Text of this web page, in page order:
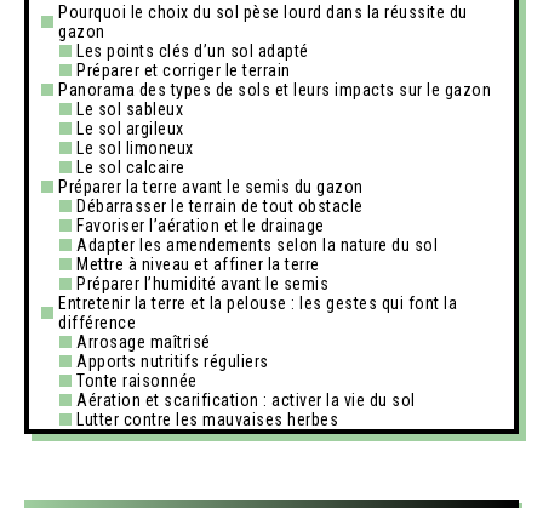
Pourquoi le choix du sol pèse lourd dans la réussite du
gazon
Les points clés d’un sol adapté
Préparer et corriger le terrain
Panorama des types de sols et leurs impacts sur le gazon
Le sol sableux
Le sol argileux
Le sol limoneux
Le sol calcaire
Préparer la terre avant le semis du gazon
Débarrasser le terrain de tout obstacle
Favoriser l’aération et le drainage
Adapter les amendements selon la nature du sol
Mettre à niveau et affiner la terre
Préparer l’humidité avant le semis
Entretenir la terre et la pelouse : les gestes qui font la
différence
Arrosage maîtrisé
Apports nutritifs réguliers
Tonte raisonnée
Aération et scarification : activer la vie du sol
Lutter contre les mauvaises herbes